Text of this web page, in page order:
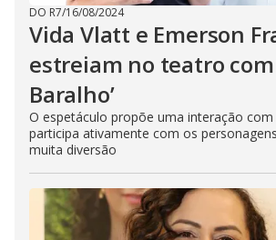
DO R7/16/08/2024
Vida Vlatt e Emerson
estreiam no teatro com
Baralho’
O espetáculo propõe uma interação com
participa ativamente com os
muita diversão